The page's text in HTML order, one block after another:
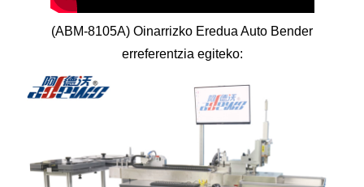
(ABM-8105A) Oinarrizko Eredua Auto Bender
erreferentzia egiteko: